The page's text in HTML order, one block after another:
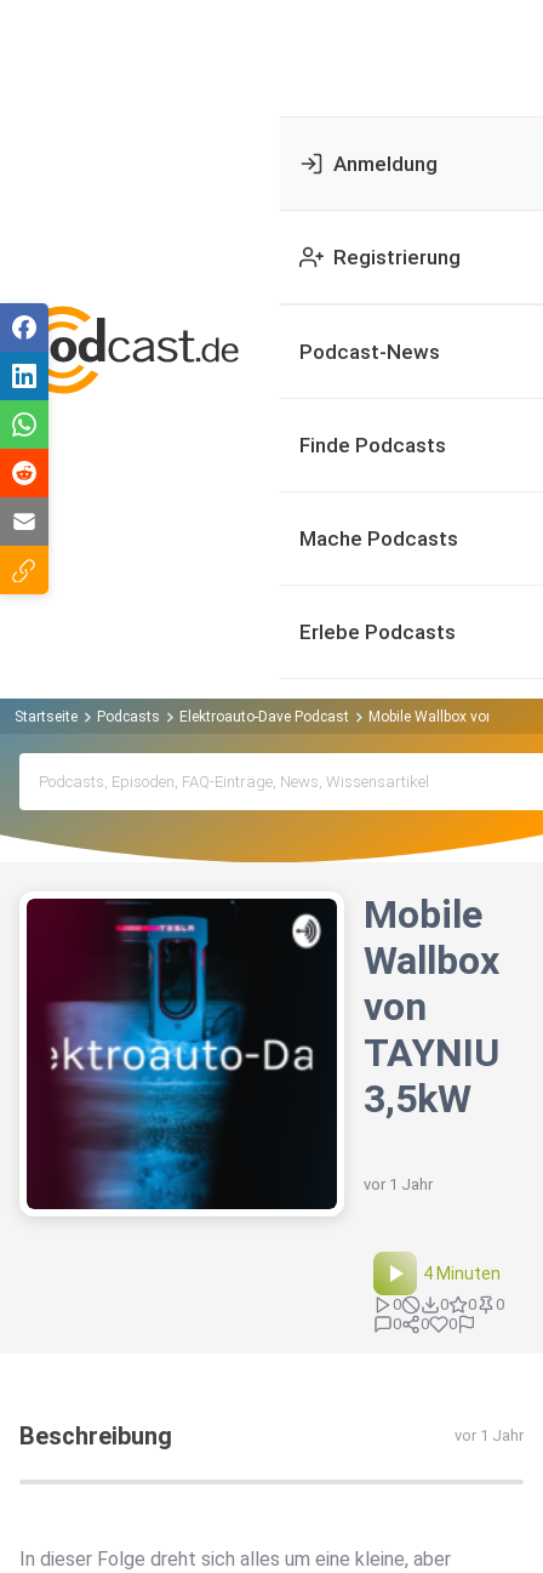
Anmeldung
Registrierung
Podcast-News
Finde Podcasts
Mache Podcasts
Erlebe Podcasts
Startseite Podcasts Elektroauto-Dave Podcast Mobile Wallbox von
Mobile
Wallbox
von
TAYNIU
3,5kW
vor 1 Jahr
4 Minuten
0 0 0
0
0
0 0
Beschreibung vor 1 Jahr
In dieser Folge dreht sich alles um eine kleine, aber